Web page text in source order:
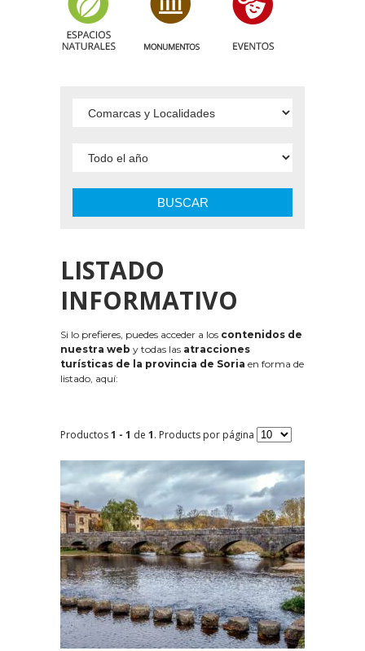
BUSCAR
LISTADO
INFORMATIVO
Si lo prefieres, puedes acceder a los contenidos de
nuestra web y todas las atracciones
turísticas de la provincia de Soria en forma de
listado, aquí:
Productos1 - 1 de 1. Products por página